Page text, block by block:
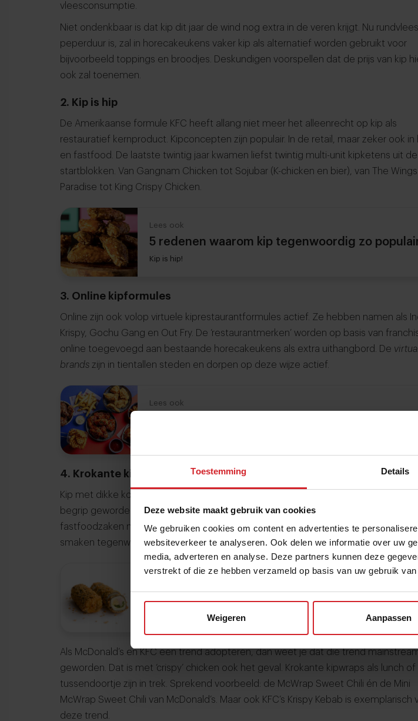
Toestemming Details
Deze website maakt gebruik van cookies
We gebruiken cookies om content en advertenties te
websiteverkeer te analyseren. Ook delen we informatie over uw
media, adverteren en analyse. Deze partners kunnen deze
verstrekt of die ze hebben verzameld op basis van uw gebruik
Weigeren Aanpassen
vleesconsumptie.
Niet ondenkbaar is dat kip dit jaar de wind nog extra in de veren krijgt. Nu rundvlees
peperduur is, zal in horecakeukens vaker kip als alternatief worden gebruikt voor
bijvoorbeeld toppings en broodjes. Deskundigen voorspellen dat de prijs van kip
ook zal toenemen.
2. Kip is hip
De Amerikaanse formule KFC heeft allang niet meer het alleenrecht op kip als
restauratief kernproduct. Kipconcepten zijn populair. In de retail, maar zeker ook in
en fastfood. De laatste twintig jaar kwamen liefst twintig multi-unit kipketens uit de
startblokken. Van Gangnam Chicken tot Sojubar (K-chicken en bier), van The Wings
Paradise tot King Crispy Chicken.
Lees ook
5 redenen waarom kip tegenwoordig zo
Kip is hip!
3. Online kipformules
Online zijn ook volop virtuele kiprestaurantformules actief. Ze hebben namen als
Krispy, Gochu Gang en Out Fry. De ‘restaurantmerken’ worden op basis van
online toegevoegd aan bestaande horecakeukens als extra uithangbord. De
brands zijn in tientallen steden en dorpen op deze wijze actief.
Lees ook
4. Krokante kip
Kip met dikke korst is populair. Zeker in de steden is ‘crispy chicken’ een gevleugeld
begrip geworden. Naast Koreaans gemarineerde fried chicken, doen ook
fastfoodzaken mee met deze crunchy trend. Ook kippenpoten van de barbecue
smaken tegenwoordig vaak knapperiger dankzij een geblakerd korstje.
Crunchy chicken, crushi en andere crispy ontwikkelingen
Als McDonald’s en KFC een trend adopteren, dan weet je dat die trend
geworden. Dat is met ‘crispy’ chicken ook het geval. Krokante kipwraps als lunch of
tussendoortje zijn in trek. Sprekend voorbeeld: de McWrap Sweet Chili én de Mini
McWrap Sweet Chili van McDonald’s. Maar ook KFC’s Krispy Kebab is exemplarisch
deze trend.